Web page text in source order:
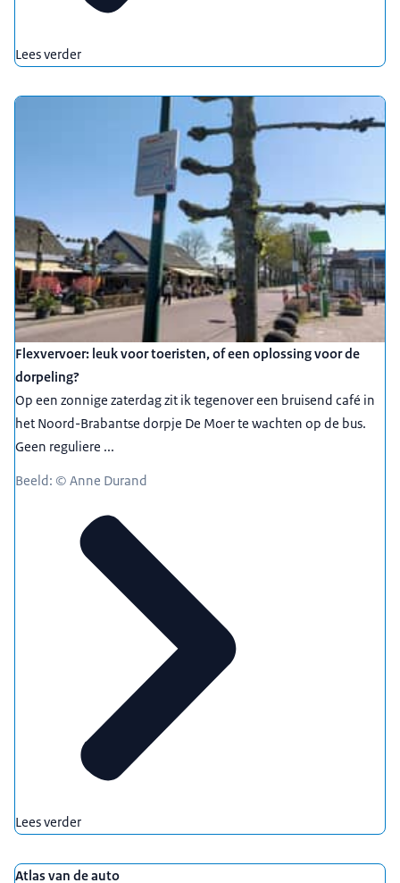
Lees verder
Flexvervoer: leuk voor toeristen, of een oplossing voor de
dorpeling?
Op een zonnige zaterdag zit ik tegenover een bruisend café in
het Noord-Brabantse dorpje De Moer te wachten op de bus.
Geen reguliere ...
Beeld: © Anne Durand
Lees verder
Atlas van de auto